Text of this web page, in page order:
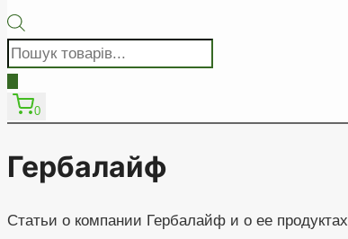
Пошук
товарів
0
Гербалайф
Статьи о компании Гербалайф и о ее продуктах